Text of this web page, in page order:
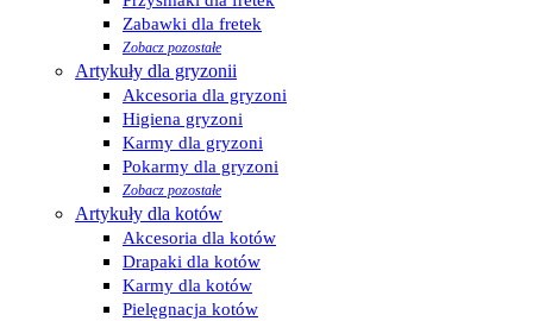
Zabawki dla fretek
Zobacz pozostałe
Artykuły dla gryzonii
Akcesoria dla gryzoni
Higiena gryzoni
Karmy dla gryzoni
Pokarmy dla gryzoni
Zobacz pozostałe
Artykuły dla kotów
Akcesoria dla kotów
Drapaki dla kotów
Karmy dla kotów
Pielęgnacja kotów